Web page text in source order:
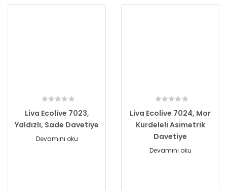
Liva Ecolive 7023,
Yaldızlı, Sade Davetiye
Devamını oku
Liva Ecolive 7024, Mor
Kurdeleli Asimetrik
Davetiye
Devamını oku